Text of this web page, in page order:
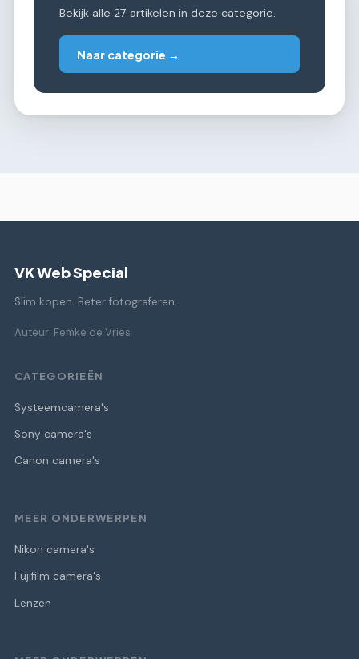
Bekijk alle 27 artikelen in deze categorie.
Naar categorie →
VK Web Special
Slim kopen. Beter fotograferen.
Auteur: Femke de Vries
CATEGORIEËN
Systeemcamera's
Sony camera's
Canon camera's
MEER ONDERWERPEN
Nikon camera's
Fujifilm camera's
Lenzen